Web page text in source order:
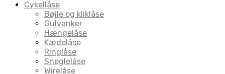
Cykellåse
Bøjle og kliklåse
Gulvanker
Hængelåse
Kædelåse
Ringlåse
Sneglelåse
Wirelåse